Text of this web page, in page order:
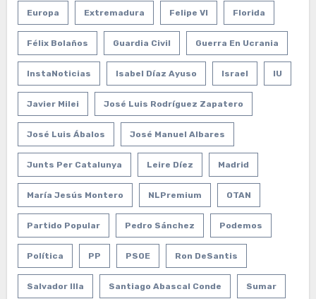
Europa Extremadura Felipe VI Florida
Félix Bolaños Guardia Civil Guerra En Ucrania
InstaNoticias Isabel Díaz Ayuso Israel IU
Javier Milei José Luis Rodríguez Zapatero
José Luis Ábalos José Manuel Albares
Junts Per Catalunya Leire Díez Madrid
María Jesús Montero NLPremium OTAN
Partido Popular Pedro Sánchez Podemos
Política PP PSOE Ron DeSantis
Salvador Illa Santiago Abascal Conde Sumar